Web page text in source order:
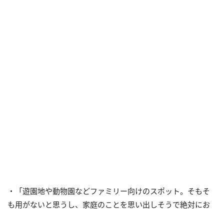
・「遊園地や動物園などファミリー向けのスポット。そもそ
も用がないと思うし、家庭のことを思い出しそうで絶対にお